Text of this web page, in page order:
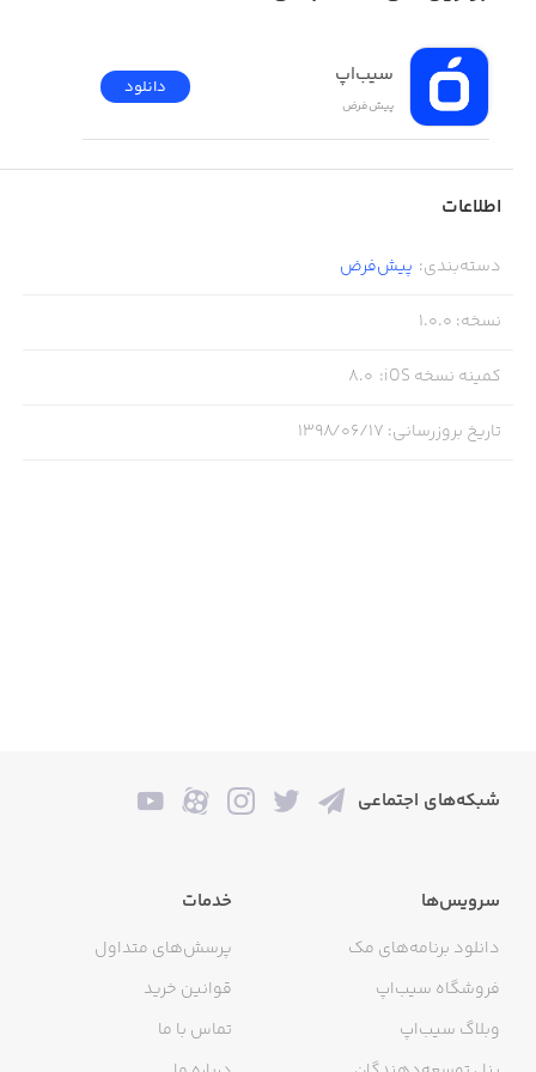
3- افکت‌های صوتی با کیفیت
سیب‌اپ
پیش‌فرض
دانلود
اطلاعات
دسته‌بندی: پیش‌فرض
نسخه:
1.0.0
کمینه نسخه iOS :
8.0
تاریخ بروزرسانی: ۱۳۹۸/۰۶/۱۷
شبکه‌های اجتماعی
سرویس‌ها
دانلود برنامه‌های مک
فروشگاه سیب‌اپ
وبلاگ سیب‌اپ
خدمات
پرسش‌های متداول
قوانین خرید
تماس با ما